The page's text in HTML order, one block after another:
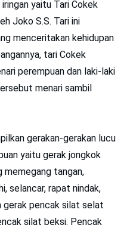
yaitu Tari Cokek
Joko S.S. Tari ini
menceritakan kehidupan
tari Cokek
perempuan dan laki-laki
menari sambil
gerakan-gerakan lucu
yaitu gerak jongkok
memegang tangan,
selancar, rapat nindak,
gerak pencak silat selat
silat beksi. Pencak